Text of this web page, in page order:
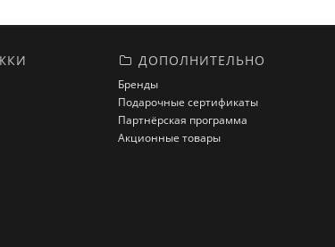
ДОПОЛНИТЕЛЬНО
Бренды
Подарочные сертификаты
Партнёрская программа
Акционные товары